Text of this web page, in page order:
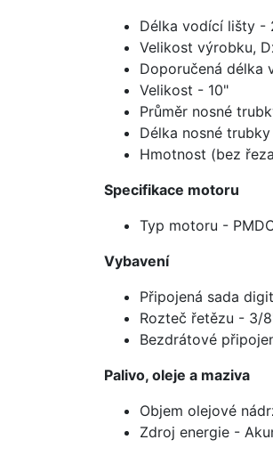
Délka vodící lišty -
Velikost výrobku,
Doporučená délka
Velikost - 10"
Průměr nosné
Délka nosné
Hmotnost (bez
Specifikace motoru
Typ motoru -
Vybavení
Připojená sada
Rozteč řetězu - 3/
Bezdrátové
Palivo, oleje a maziva
Objem olejové
Zdroj energie -